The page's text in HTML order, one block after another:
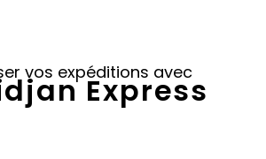
vos expéditions avec
Express